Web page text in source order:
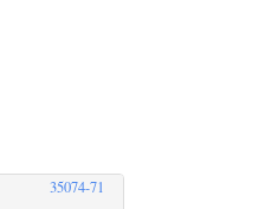
35074-71